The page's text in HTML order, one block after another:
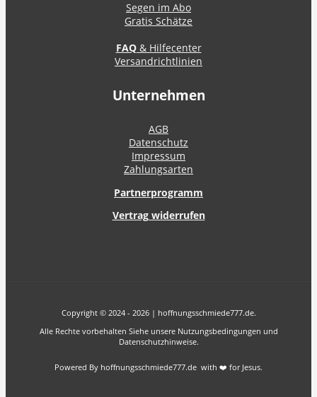
Segen im Abo
Gratis Schätze
FAQ& Hilfecenter
Versandrichtlinien
Unternehmen
AGB
Datenschutz
Impressum
Zahlungsarten
Partnerprogramm
Vertrag widerrufen
Copyright © 2024 - 2026 | hoffnungsschmiede777.de.
Alle Rechte vorbehalten Siehe unsere Nutzungsbedingungen und
Datenschutzhinweise.
Powered By hoffnungsschmiede777.de with ❤️ for Jesus.